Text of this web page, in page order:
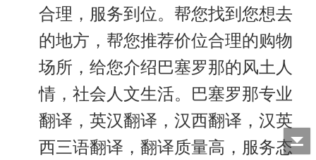
合理，服务到位。帮您找到您想去
的地方，帮您推荐价位合理的购物
场所，给您介绍巴塞罗那的风土人
情，社会人文生活。巴塞罗那专业
翻译，英汉翻译，汉西翻译，汉英
西三语翻译，翻译质量高，服务态